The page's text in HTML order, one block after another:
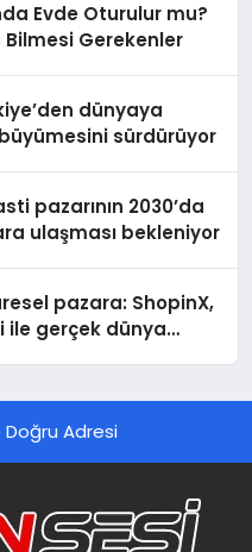
Evde Oturulur mu?
Bilmesi Gerekenler
dünyaya
sürdürüyor
pazarının 2030’da
ulaşması bekleniyor
pazara: ShopinX,
ile gerçek dünya
Adresi